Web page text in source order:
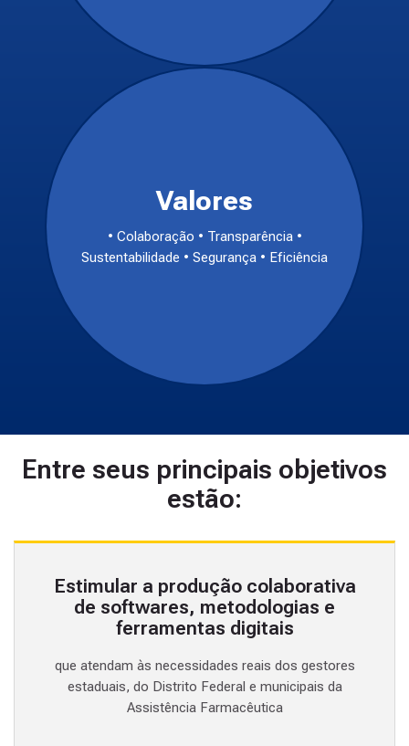
Valores
• Colaboração • Transparência •
Sustentabilidade • Segurança • Eficiência
Entre seus principais objetivos
estão:
Estimular a produção colaborativa
de softwares, metodologias e
ferramentas digitais
que atendam às necessidades reais dos gestores
estaduais, do Distrito Federal e municipais da
Assistência Farmacêutica